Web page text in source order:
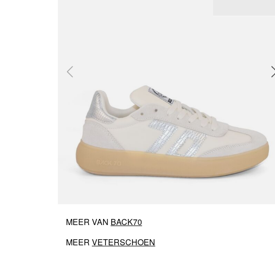
MEER VAN BACK70
MEER VETERSCHOEN